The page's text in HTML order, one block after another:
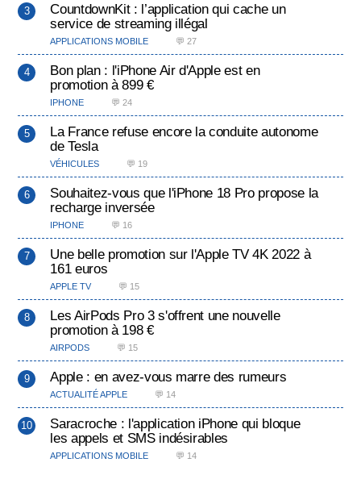
CountdownKit : l’application qui cache un
service de streaming illégal
APPLICATIONS MOBILE 💬 27
Bon plan : l'iPhone Air d'Apple est en
promotion à 899 €
IPHONE 💬 24
La France refuse encore la conduite autonome
de Tesla
VÉHICULES 💬 19
Souhaitez-vous que l'iPhone 18 Pro propose la
recharge inversée
IPHONE 💬 16
Une belle promotion sur l'Apple TV 4K 2022 à
161 euros
APPLE TV 💬 15
Les AirPods Pro 3 s'offrent une nouvelle
promotion à 198 €
AIRPODS 💬 15
Apple : en avez-vous marre des rumeurs
ACTUALITÉ APPLE 💬 14
Saracroche : l'application iPhone qui bloque
les appels et SMS indésirables
APPLICATIONS MOBILE 💬 14